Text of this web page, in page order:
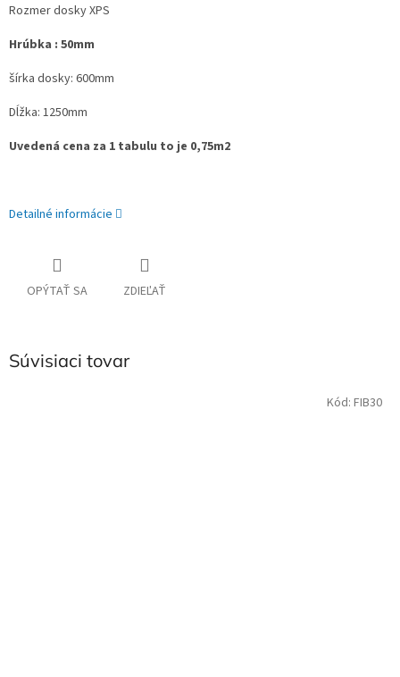
Rozmer dosky XPS
Hrúbka : 50mm
šírka dosky: 600mm
Dĺžka: 1250mm
Uvedená cena za 1 tabulu to je 0,75m2
Detailné informácie
OPÝTAŤ SA ZDIEĽAŤ
Súvisiaci tovar
Kód: FIB30